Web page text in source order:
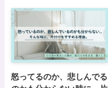
怒ってるのか、悲しんでる